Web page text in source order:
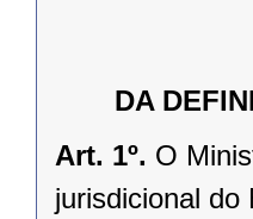
DA
Art. 1º. O
jurisdicional do